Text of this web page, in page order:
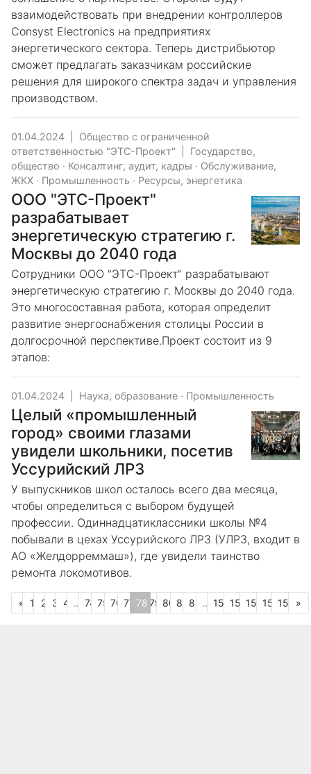
взаимодействовать при внедрении контроллеров
Consyst Electronics на предприятиях
энергетического сектора. Теперь дистрибьютор
сможет предлагать заказчикам российские
решения для широкого спектра задач и управления
производством.
01.04.2024
Общество с ограниченной
ответственностью "ЭТС-Проект"
Государство,
общество · Консалтинг, аудит, кадры · Обслуживание,
ЖКХ · Промышленность · Ресурсы, энергетика
ООО "ЭТС-Проект"
разрабатывает
энергетическую стратегию г.
Москвы до 2040 года
Сотрудники ООО "ЭТС-Проект" разрабатывают
энергетическую стратегию г. Москвы до 2040 года.
Это многосоставная работа, которая определит
развитие энергоснабжения столицы России в
долгосрочной перспективе.Проект состоит из 9
этапов:
01.04.2024 Наука, образование · Промышленность
Целый «промышленный
город» своими глазами
увидели школьники, посетив
Уссурийский ЛРЗ
У выпускников школ осталось всего два месяца,
чтобы определиться с выбором будущей
профессии. Одиннадцатиклассники школы №4
побывали в цехах Уссурийского ЛРЗ (УЛРЗ, входит в
АО «Желдорреммаш»), где увидели таинство
ремонта локомотивов.
« Предыдущая
1 2 3 4 ... 74 75 76 77 78
(текущая)
79 80 81 82 ... 154155156157158 »